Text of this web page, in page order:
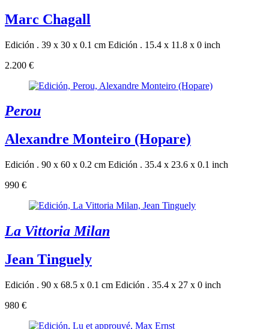
Marc Chagall
Edición . 39 x 30 x 0.1 cm Edición . 15.4 x 11.8 x 0 inch
2.200 €
Perou
Alexandre Monteiro (Hopare)
Edición . 90 x 60 x 0.2 cm Edición . 35.4 x 23.6 x 0.1 inch
990 €
La Vittoria Milan
Jean Tinguely
Edición . 90 x 68.5 x 0.1 cm Edición . 35.4 x 27 x 0 inch
980 €